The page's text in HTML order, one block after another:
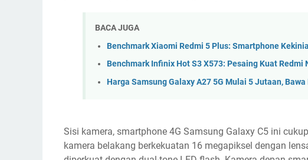
BACA JUGA
Benchmark Xiaomi Redmi 5 Plus: Smartphone
Benchmark Infinix Hot S3 X573: Pesaing Kuat Redmi
Harga Samsung Galaxy A27 5G Mulai 5 Jutaan,
Sisi kamera, smartphone 4G Samsung Galaxy C5 ini
kamera belakang berkekuatan 16 megapiksel dengan